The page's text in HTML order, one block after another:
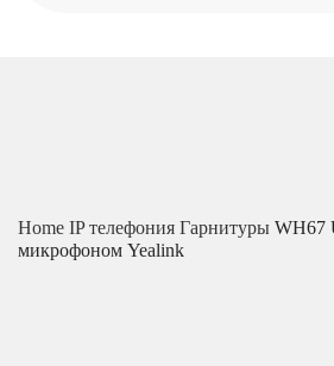
Home IP телефония Гарнитуры WH67
микрофоном Yealink